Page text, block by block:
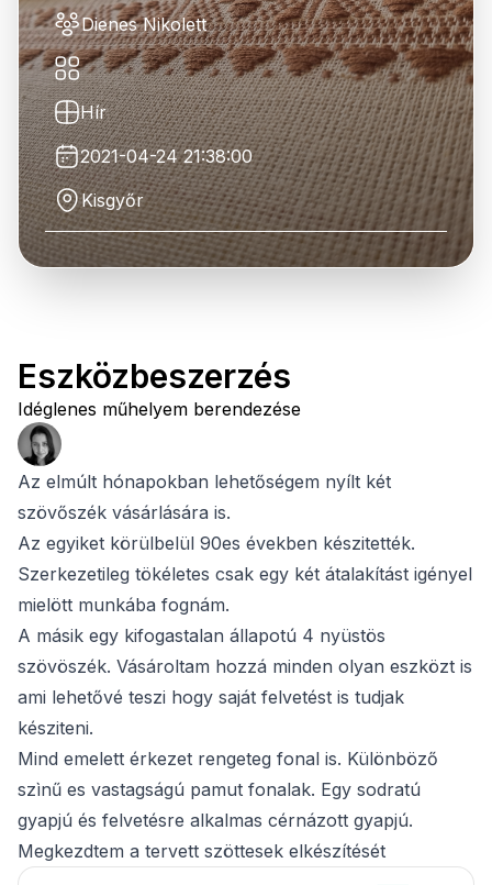
Dienes Nikolett
Hír
2021-04-24 21:38:00
Kisgyőr
Eszközbeszerzés
Idéglenes műhelyem berendezése
Az elmúlt hónapokban lehetőségem nyílt két
szövőszék vásárlására is.
Az egyiket körülbelül 90es években készitették.
Szerkezetileg tökéletes csak egy két átalakítást igényel
mielött munkába fognám.
A másik egy kifogastalan állapotú 4 nyüstös
szövöszék. Vásároltam hozzá minden olyan eszközt is
ami lehetővé teszi hogy saját felvetést is tudjak
késziteni.
Mind emelett érkezet rengeteg fonal is. Különböző
szìnű es vastagságú pamut fonalak. Egy sodratú
gyapjú és felvetésre alkalmas cérnázott gyapjú.
Megkezdtem a tervett szöttesek elkészítését